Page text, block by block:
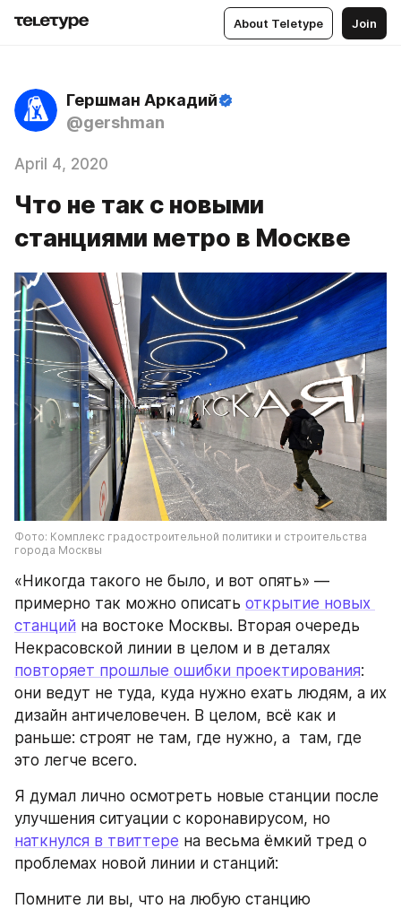
About Teletype Join
Гершман Аркадий
@gershman
April 4, 2020
Что не так с новыми
станциями метро в Москве
Фото: Комплекс градостроительной политики и строительства
города Москвы
«Никогда такого не было, и вот опять» —
примерно так можно описать открытие новых
станций на востоке Москвы. Вторая очередь
повторяет прошлые ошибки проектирования:
они ведут не туда, куда нужно ехать людям, а их
дизайн античеловечен. В целом, всё как и
раньше: строят не там, где нужно, а  там, где
это легче всего.
Я думал лично осмотреть новые станции после
наткнулся в твиттере на весьма ёмкий тред о
проблемах новой линии и станций:
Помните ли вы, что на любую станцию